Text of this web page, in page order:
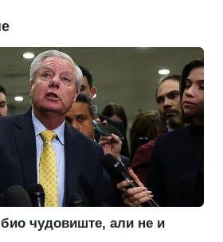
био чудовиште, али не и